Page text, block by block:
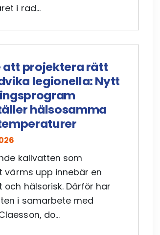
i rad...
att projektera rätt
legionella: Nytt
hälsosamma
kallvatten som
värms upp innebär en
och hälsorisk. Därför har
i samarbete med
do...